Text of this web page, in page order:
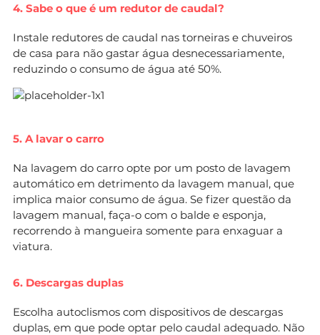
4. Sabe o que é um redutor de caudal?
Instale redutores de caudal nas torneiras e chuveiros
de casa para não gastar água desnecessariamente,
reduzindo o consumo de água até 50%.
5. A lavar o carro
Na lavagem do carro opte por um posto de lavagem
automático em detrimento da lavagem manual, que
implica maior consumo de água. Se fizer questão da
lavagem manual, faça-o com o balde e esponja,
recorrendo à mangueira somente para enxaguar a
viatura.
6. Descargas duplas
Escolha autoclismos com dispositivos de descargas
duplas, em que pode optar pelo caudal adequado. Não